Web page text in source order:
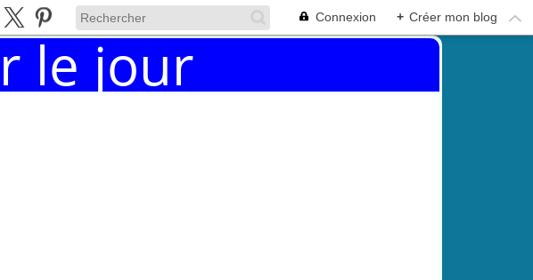
Connexion + Créer mon blog